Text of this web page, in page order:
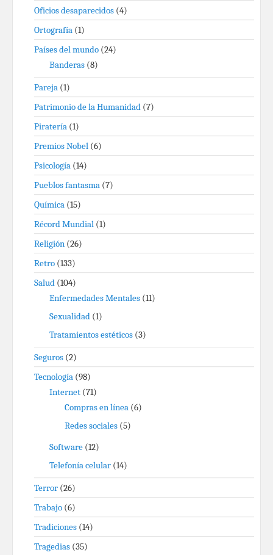
Oficios desaparecidos (4)
Ortografía (1)
Países del mundo (24)
Banderas (8)
Pareja (1)
Patrimonio de la Humanidad (7)
Piratería (1)
Premios Nobel (6)
Psicología (14)
Pueblos fantasma (7)
Química (15)
Récord Mundial (1)
Religión (26)
Retro (133)
Salud (104)
Enfermedades Mentales (11)
Sexualidad (1)
Tratamientos estéticos (3)
Seguros (2)
Tecnología (98)
Internet (71)
Compras en línea (6)
Redes sociales (5)
Software (12)
Telefonía celular (14)
Terror (26)
Trabajo (6)
Tradiciones (14)
Tragedias (35)